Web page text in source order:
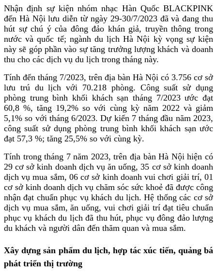
Nhận định sự kiện nhóm nhạc Hàn Quốc BLACKPINK
đến Hà Nội lưu diễn từ ngày 29-30/7/2023 đã và đang thu
hút sự chú ý của đông đảo khán giả, truyền thông trong
nước và quốc tế; ngành du lịch Hà Nội kỳ vọng sự kiện
này sẽ góp phần vào sự tăng trưởng lượng khách và doanh
thu cho các dịch vụ du lịch trong tháng này.
Tính đến tháng 7/2023, trên địa bàn Hà Nội có 3.756 cơ sở
lưu trú du lịch với 70.218 phòng. Công suất sử dụng
phòng trung bình khối khách sạn tháng 7/2023 ước đạt
60,8 %, tăng 19,2% so với cùng kỳ năm 2022 và giảm
5,1% so với tháng 6/2023. Dự kiến 7 tháng đầu năm 2023,
công suất sử dụng phòng trung bình khối khách sạn ước
đạt 57,3 %; tăng 25,5% so với cùng kỳ.
Tính trong tháng 7 năm 2023, trên địa bàn Hà Nội hiện có
29 cơ sở kinh doanh dịch vụ ăn uống, 35 cơ sở kinh doanh
dịch vụ mua sắm, 06 cơ sở kinh doanh vui chơi giải trí, 01
cơ sở kinh doanh dịch vụ chăm sóc sức khoẻ đã được công
nhận đạt chuẩn phục vụ khách du lịch. Hệ thống các cơ sở
dịch vụ mua sắm, ăn uống, vui chơi giải trí đạt tiêu chuẩn
phục vụ khách du lịch đã thu hút, phục vụ đông đảo lượng
du khách và người dân đến thăm quan và mua sắm.
Xây dựng sản phẩm du lịch, hợp tác xúc tiến, quảng bá
phát triển thị trường